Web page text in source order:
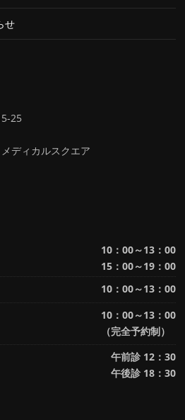
せ
25
ディカルスクエア
10：00～13：00
15：00～19：00
10：00～13：00
10：00～13：00
（完全予約制）
午前診 12：30
午後診 18：30